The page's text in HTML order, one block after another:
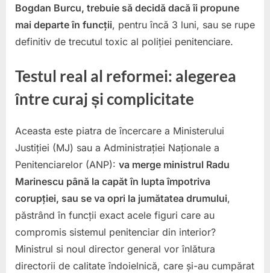
Bogdan Burcu, trebuie să decidă dacă îi propune
mai departe în funcții, pentru încă 3 luni, sau se rupe
definitiv de trecutul toxic al poliției penitenciare.
Testul real al reformei: alegerea
între curaj și complicitate
Aceasta este piatra de încercare a Ministerului
Justiției (MJ) sau a Administrației Naționale a
Penitenciarelor (ANP): va merge ministrul Radu
Marinescu până la capăt în lupta împotriva
corupției, sau se va opri la jumătatea drumului,
păstrând în funcții exact acele figuri care au
compromis sistemul penitenciar din interior?
Ministrul si noul director general vor înlătura
directorii de calitate îndoielnică, care și-au cumpărat